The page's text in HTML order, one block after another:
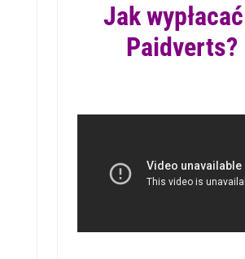
Jak
Paidverts?